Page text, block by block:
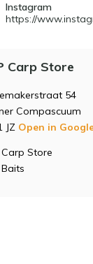
Instagram
https://
Carp Store
54
Compascuum
JZ Open in
Carp Store